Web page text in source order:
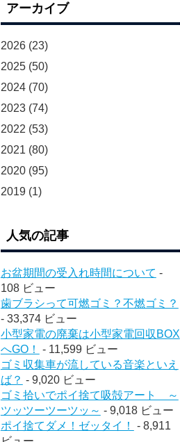
アーカイブ
2026(23)
2025(50)
2024(70)
2023(74)
2022 (53)
2021 (80)
2020(95)
2019(1)
人気の記事
お盆期間の受入れ時間について -
108 ビュー
歯ブラシって可燃ゴミ？不燃ゴミ？
- 33,374 ビュー
小型家電の廃棄は小型家電回収BOX
へGO！
- 11,599 ビュー
ゴミ収集車が流している音楽といえ
ば？ - 9,020 ビュー
ゴミ拾いでポイ捨て吸殻アート ～
ツッツーツーツッ～ - 9,018 ビュー
ポイ捨てダメ！ゼッタイ！
- 8,911